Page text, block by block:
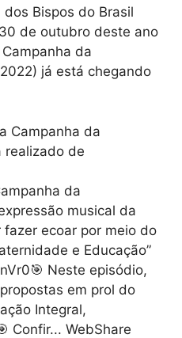
Bispos do Brasil
de outubro deste ano
da
já está chegando
da
musical da
ecoar por meio do
e Educação”
Neste episódio,
em prol do
Integral,
Confir... WebShare